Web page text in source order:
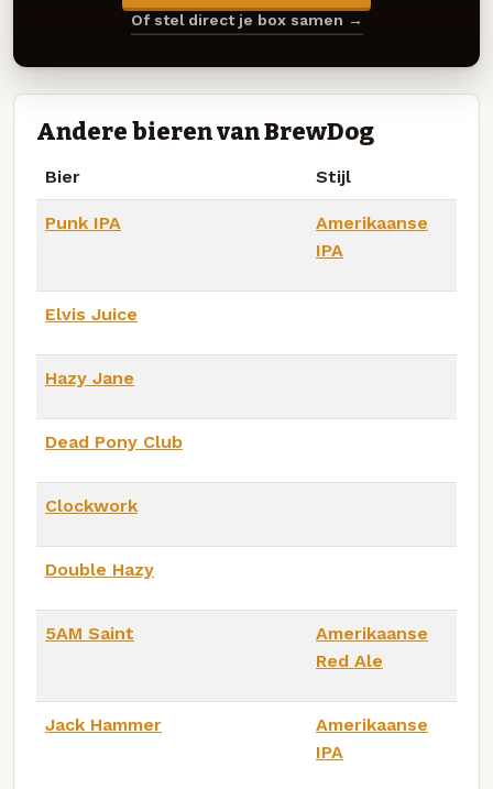
Of stel direct je box samen →
Andere bieren van BrewDog
Bier Stijl
Punk IPA
Amerikaanse
IPA
Elvis Juice
Hazy Jane
Dead Pony Club
Clockwork
Double Hazy
5AM Saint
Amerikaanse
Red Ale
Jack Hammer
Amerikaanse
IPA